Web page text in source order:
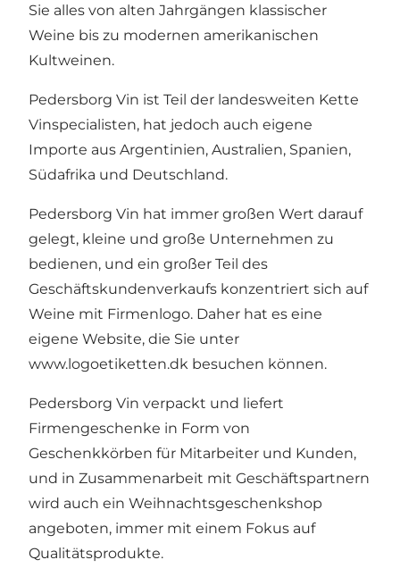
Sie alles von alten Jahrgängen klassischer
Weine bis zu modernen amerikanischen
Kultweinen.
Pedersborg Vin ist Teil der landesweiten Kette
Vinspecialisten, hat jedoch auch eigene
Importe aus Argentinien, Australien, Spanien,
Südafrika und Deutschland.
Pedersborg Vin hat immer großen Wert darauf
gelegt, kleine und große Unternehmen zu
bedienen, und ein großer Teil des
Geschäftskundenverkaufs konzentriert sich auf
Weine mit Firmenlogo. Daher hat es eine
eigene Website, die Sie unter
www.logoetiketten.dk besuchen können.
Pedersborg Vin verpackt und liefert
Firmengeschenke in Form von
Geschenkkörben für Mitarbeiter und Kunden,
und in Zusammenarbeit mit Geschäftspartnern
wird auch ein Weihnachtsgeschenkshop
angeboten, immer mit einem Fokus auf
Qualitätsprodukte.